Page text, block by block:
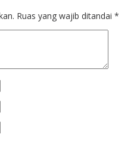
Ruas yang wajib ditandai *